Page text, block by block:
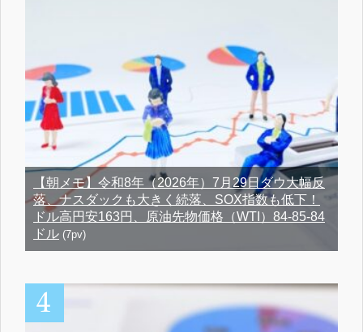
【朝メモ】令和8年（2026年）7月29日ダウ大幅反
落、ナスダックも大きく続落、SOX指数も低下！
ドル高円安163円、原油先物価格（WTI）84-85-84
ドル (7pv)